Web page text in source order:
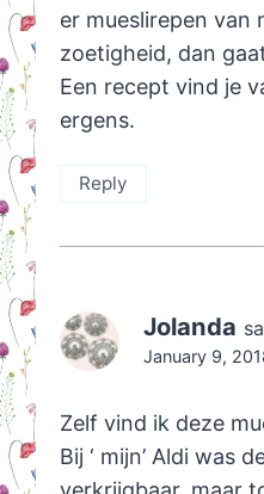
er mueslirepen van
zoetigheid, dan
Een recept vind je
ergens.
Reply
Jolanda
January 9,
Zelf vind ik deze
Bij ‘ mijn’ Aldi was